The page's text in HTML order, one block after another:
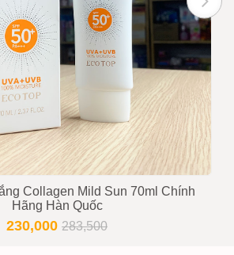
Collagen Mild Sun 70ml Chính
Hãng Hàn Quốc
230,000 283,500